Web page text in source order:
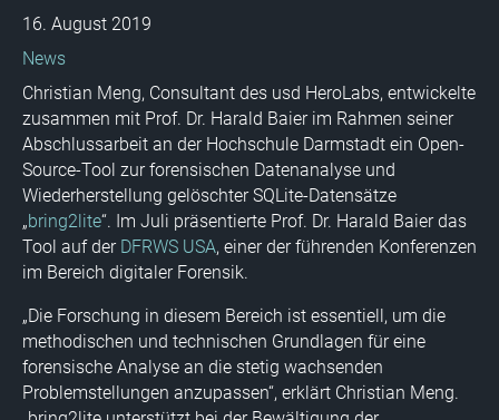
16. August 2019
News
Christian Meng, Consultant des usd HeroLabs, entwickelte
zusammen mit Prof. Dr. Harald Baier im Rahmen seiner
Abschlussarbeit an der Hochschule Darmstadt ein Open-
Source-Tool zur forensischen Datenanalyse und
Wiederherstellung gelöschter SQLite-Datensätze
„bring2lite“. Im Juli präsentierte Prof. Dr. Harald Baier das
Tool auf der DFRWS USA, einer der führenden Konferenzen
im Bereich digitaler Forensik.
„Die Forschung in diesem Bereich ist essentiell, um die
methodischen und technischen Grundlagen für eine
forensische Analyse an die stetig wachsenden
Problemstellungen anzupassen“, erklärt Christian Meng.